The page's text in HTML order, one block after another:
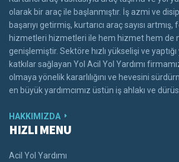
olarak bir araç ile başlanmıştır. İş azmi ve
başarıyı getirmiş, kurtarıcı araç sayısı
hizmetleri hizmetleri ile hem hizmet hem de
genişlemiştir. Sektöre hızlı yükselişi ve
katkılar sağlayan Yol Acil Yol Yardımı
olmaya yönelik kararlılığını ve hevesini
en büyük yardımcımız üstün iş ahlakı ve
HAKKIMIZDA
HIZLI MENU
Acil Yol Yardımı